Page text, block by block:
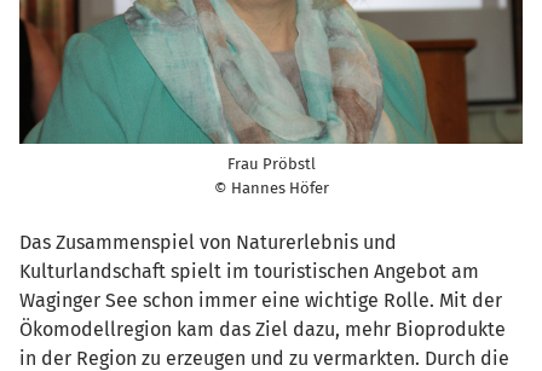
Frau Pröbstl
© Hannes Höfer
Das Zusammenspiel von Naturerlebnis und
Kulturlandschaft spielt im touristischen Angebot am
Waginger See schon immer eine wichtige Rolle. Mit der
Ökomodellregion kam das Ziel dazu, mehr Bioprodukte
in der Region zu erzeugen und zu vermarkten. Durch die